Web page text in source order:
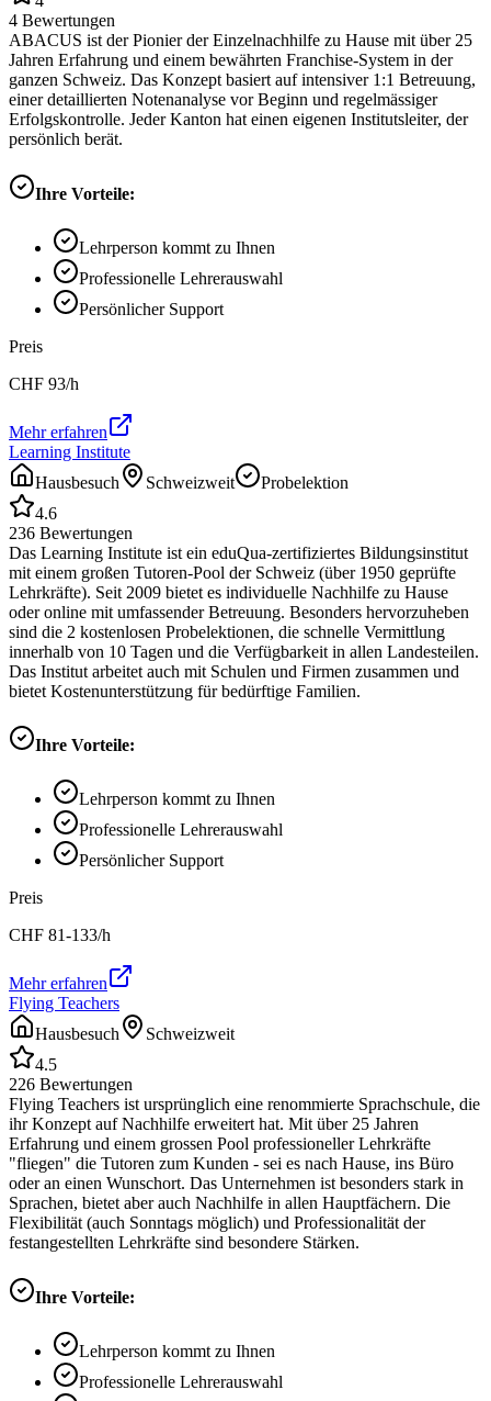
4 Bewertungen
ABACUS ist der Pionier der Einzelnachhilfe zu Hause mit über 25
Jahren Erfahrung und einem bewährten Franchise-System in der
ganzen Schweiz. Das Konzept basiert auf intensiver 1:1 Betreuung,
einer detaillierten Notenanalyse vor Beginn und regelmässiger
Erfolgskontrolle. Jeder Kanton hat einen eigenen Institutsleiter, der
persönlich berät.
Ihre Vorteile:
Lehrperson kommt zu Ihnen
Professionelle Lehrerauswahl
Persönlicher Support
Preis
CHF 93/h
Mehr erfahren
Learning Institute
Hausbesuch
Schweizweit
Probelektion
4.6
236 Bewertungen
Das Learning Institute ist ein eduQua-zertifiziertes Bildungsinstitut
mit einem großen Tutoren-Pool der Schweiz (über 1950 geprüfte
Lehrkräfte). Seit 2009 bietet es individuelle Nachhilfe zu Hause
oder online mit umfassender Betreuung. Besonders hervorzuheben
sind die 2 kostenlosen Probelektionen, die schnelle Vermittlung
innerhalb von 10 Tagen und die Verfügbarkeit in allen Landesteilen.
Das Institut arbeitet auch mit Schulen und Firmen zusammen und
bietet Kostenunterstützung für bedürftige Familien.
Ihre Vorteile:
Lehrperson kommt zu Ihnen
Professionelle Lehrerauswahl
Persönlicher Support
Preis
CHF 81-133/h
Mehr erfahren
Flying Teachers
Hausbesuch
Schweizweit
4.5
226 Bewertungen
Flying Teachers ist ursprünglich eine renommierte Sprachschule, die
ihr Konzept auf Nachhilfe erweitert hat. Mit über 25 Jahren
Erfahrung und einem grossen Pool professioneller Lehrkräfte
"fliegen" die Tutoren zum Kunden - sei es nach Hause, ins Büro
oder an einen Wunschort. Das Unternehmen ist besonders stark in
Sprachen, bietet aber auch Nachhilfe in allen Hauptfächern. Die
Flexibilität (auch Sonntags möglich) und Professionalität der
festangestellten Lehrkräfte sind besondere Stärken.
Ihre Vorteile:
Lehrperson kommt zu Ihnen
Professionelle Lehrerauswahl